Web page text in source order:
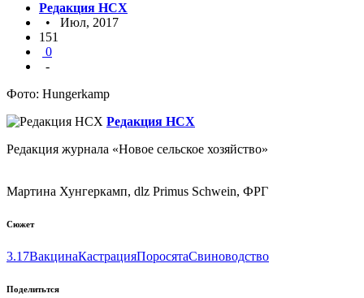
Редакция НСХ
• Июл, 2017
151
0
-
Фото: Hungerkamp
Редакция НСХ
Редакция журнала «Новое сельское хозяйство»
Мартина Хунгеркамп, dlz Primus Schwein, ФРГ
Сюжет
3.17ВакцинаКастрацияПоросятаСвиноводство
Поделитьтся